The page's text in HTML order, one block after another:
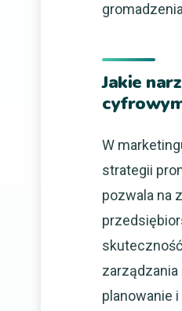
Jakie
W
strategii
pozwala na
planowanie